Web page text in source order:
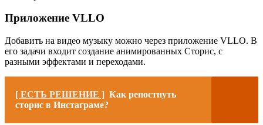
Приложение VLLO
Добавить на видео музыку можно через приложение VLLO. В
его задачи входит создание анимированных Сторис, с
разными эффектами и переходами.
[ ЕСТЬ РЕШЕНИЕ ] Как репостнуть
сторис в Инстаграме?